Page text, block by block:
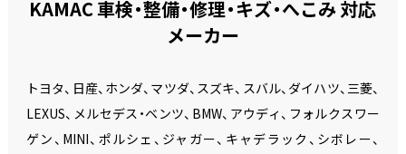
KAMAC 車検・整備・修理・キズ・へこみ 対応
メーカー
トヨタ、日産、ホンダ、マツダ、スズキ、スバル、ダイハツ、三菱、
LEXUS、メルセデス・ベンツ、BMW、アウディ、フォルクスワー
ゲン、MINI、ポルシェ、ジャガー、キャデラック、シボレー、